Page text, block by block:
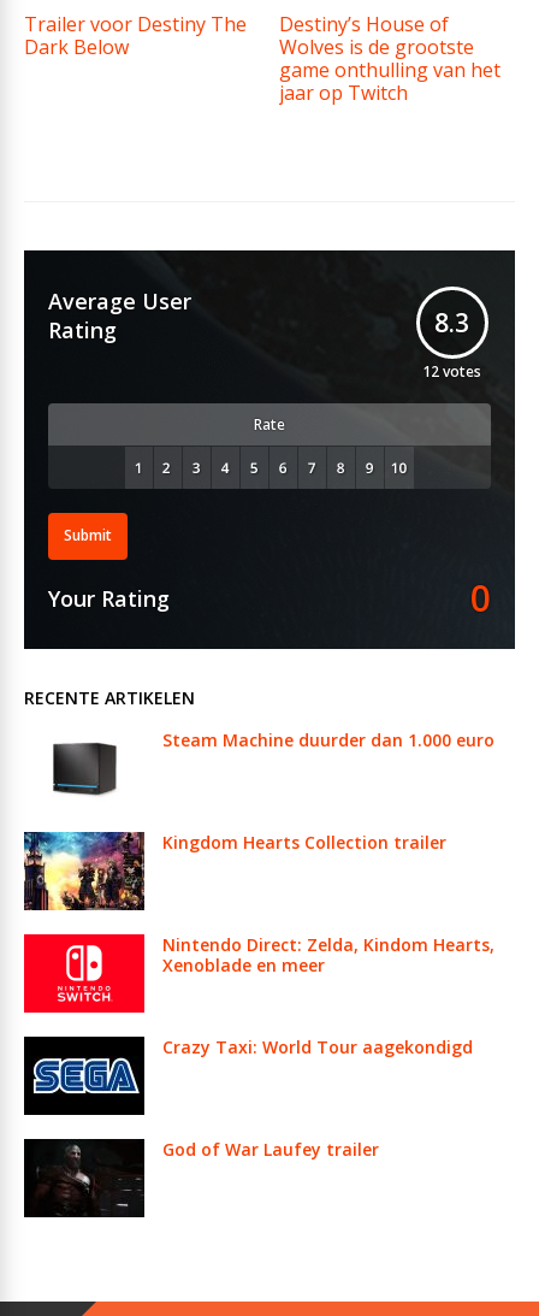
Trailer voor Destiny The
Dark Below
Destiny’s House of
Wolves is de grootste
game onthulling van het
jaar op Twitch
Average User
Rating
8.3
12votes
Rate
Submit
Your Rating 0
RECENTE ARTIKELEN
Steam Machine duurder dan 1.000 euro
Kingdom Hearts Collection trailer
Nintendo Direct: Zelda, Kindom Hearts,
Xenoblade en meer
Crazy Taxi: World Tour aagekondigd
God of War Laufey trailer